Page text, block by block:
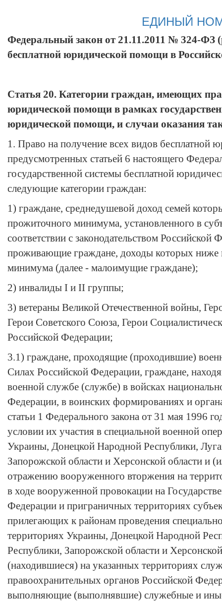
ЕДИНЫЙ
Федеральный закон от 21.11.2011 № 324-ФЗ
бесплатной юридической помощи в
Статья 20. Категории граждан, имеющих
юридической помощи в рамках
юридической помощи, и случаи оказания
1. Право на получение всех видов бесплатной
предусмотренных статьей 6 настоящего
государственной системы бесплатной
следующие категории граждан:
1) граждане, среднедушевой доход семей
прожиточного минимума, установленного в
соответствии с законодательством Российской
проживающие граждане, доходы которых ниже
минимума (далее - малоимущие граждане);
2) инвалиды I и II группы;
3) ветераны Великой Отечественной войны,
Герои Советского Союза, Герои
Российской Федерации;
3.1) граждане, проходящие (проходившие)
Силах Российской Федерации, граждане,
военной службе (службе) в войсках
Федерации, в воинских формированиях и
статьи 1 Федерального закона от 31 мая 1996
условии их участия в специальной военной
Украины, Донецкой Народной Республики,
Запорожской области и Херсонской области и
отражению вооруженного вторжения на
в ходе вооруженной провокации на
Федерации и приграничных территориях
прилегающих к районам проведения
территориях Украины, Донецкой Народной
Республики, Запорожской области и
(находившиеся) на указанных территориях
правоохранительных органов Российской
выполняющие (выполнявшие) служебные и